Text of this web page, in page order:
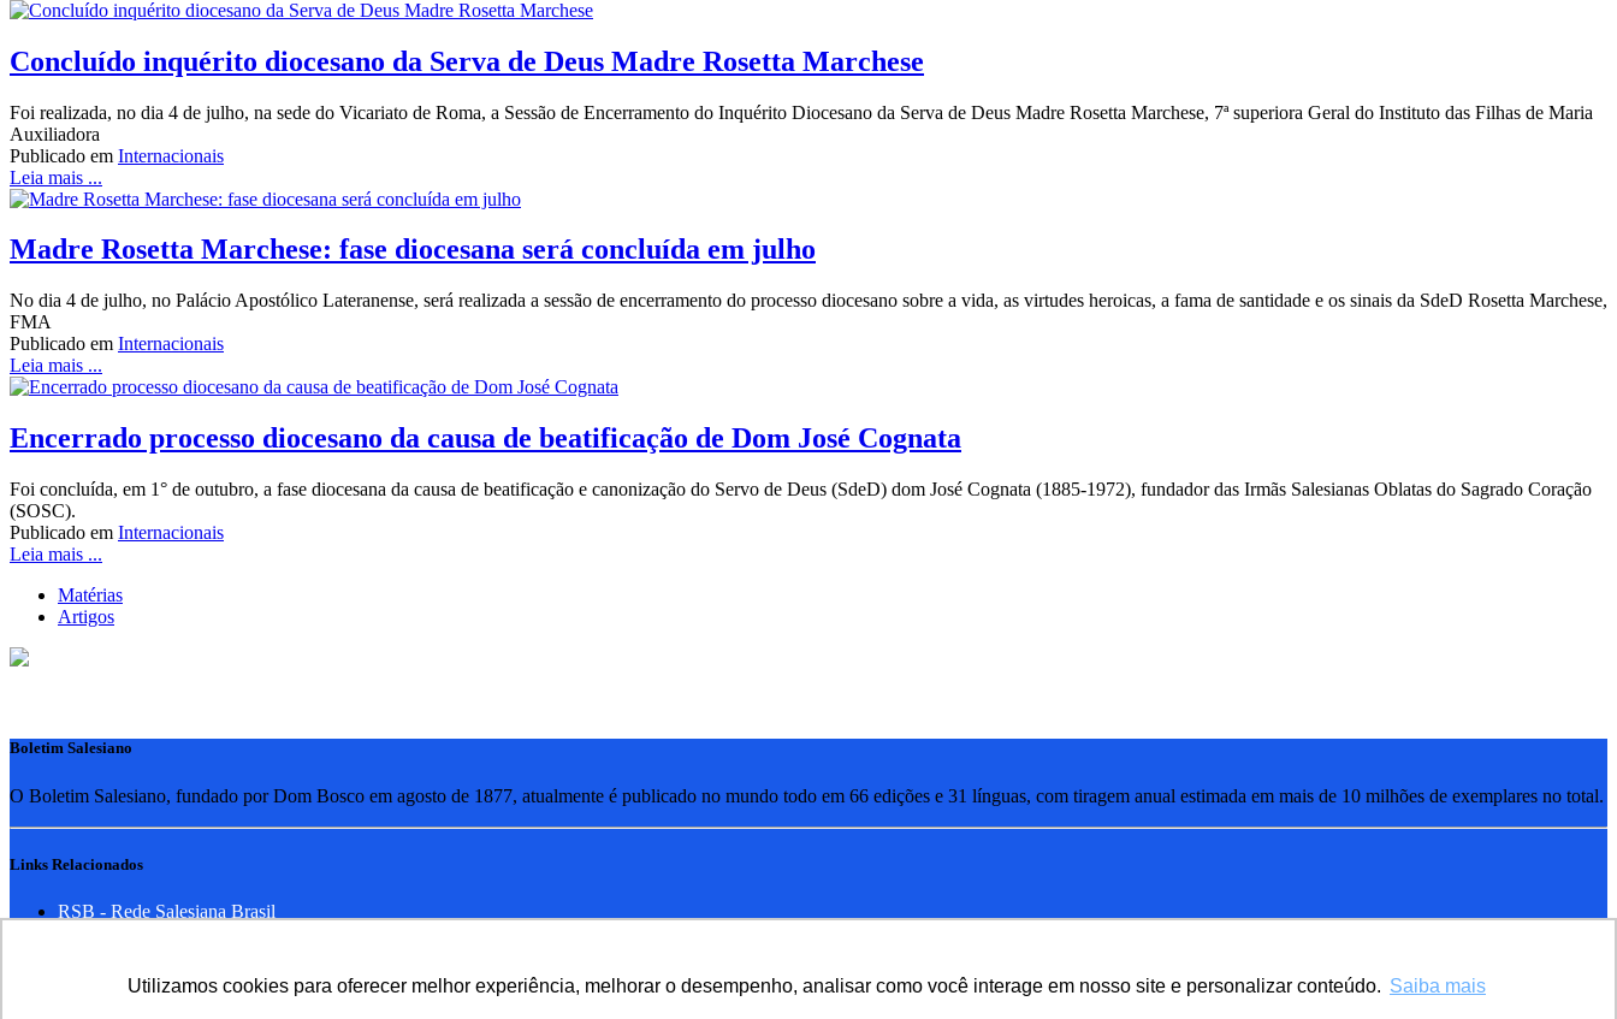
Utilizamos cookies para oferecer melhor experiência, melhorar o desempenho, analisar como você interage em nosso site e personalizar conteúdo. Saiba mais
Concluído inquérito diocesano da Serva de Deus Madre Rosetta Marchese
Foi realizada, no dia 4 de julho, na sede do Vicariato de Roma, a Sessão de Encerramento do Inquérito Diocesano da Serva de Deus Madre Rosetta Marchese, 7ª superiora Geral do Instituto das Filhas de Maria
Auxiliadora
Publicado em Internacionais
Leia mais ...
Madre Rosetta Marchese: fase diocesana será concluída em julho
No dia 4 de julho, no Palácio Apostólico Lateranense, será realizada a sessão de encerramento do processo diocesano sobre a vida, as virtudes heroicas, a fama de santidade e os sinais da SdeD Rosetta Marchese,
FMA
Publicado em Internacionais
Leia mais ...
Encerrado processo diocesano da causa de beatificação de Dom José Cognata
Foi concluída, em 1° de outubro, a fase diocesana da causa de beatificação e canonização do Servo de Deus (SdeD) dom José Cognata (1885-1972), fundador das Irmãs Salesianas Oblatas do Sagrado Coração
(SOSC).
Publicado em Internacionais
Leia mais ...
Matérias
Artigos
Boletim Salesiano
O Boletim Salesiano, fundado por Dom Bosco em agosto de 1877, atualmente é publicado no mundo todo em 66 edições e 31 línguas, com tiragem anual estimada em mais de 10 milhões de exemplares no total.
Links Relacionados
RSB - Rede Salesiana Brasil